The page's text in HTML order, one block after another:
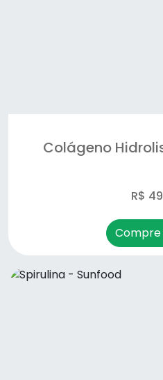
super digestive enzymes -
Termo Active- Sunfood
Colágeno
R$